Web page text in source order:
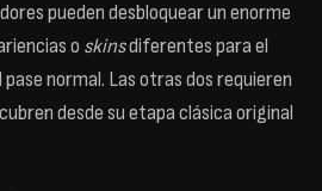
pueden desbloquear un enorme
o skinsdiferentes para el
pase normal. Las otras dos requieren
desde su etapa clásica original